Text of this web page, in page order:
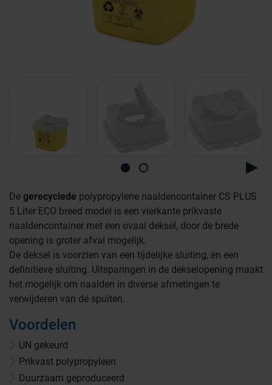
De gerecyclede polypropylene naaldencontainer CS PLUS
5 Liter ECO breed model is een vierkante prikvaste
naaldencontainer met een ovaal deksel, door de brede
opening is groter afval mogelijk.
De deksel is voorzien van een tijdelijke sluiting, en een
definitieve sluiting. Uitsparingen in de dekselopening maakt
het mogelijk om naalden in diverse afmetingen te
verwijderen van de spuiten.
Voordelen
UN gekeurd
Prikvast polypropyleen
Duurzaam geproduceerd